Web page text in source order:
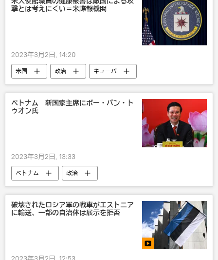
撃とは考えにくい＝米諜報機関
2023年3月2日, 14:20
米国 政治 キューバ
ベトナム 新国家主席にボー・バン・ト
ゥオン氏
2023年3月2日, 13:33
ベトナム 政治
破壊されたロシア軍の戦車がエストニア
に輸送、一部の自治体は展示を拒否